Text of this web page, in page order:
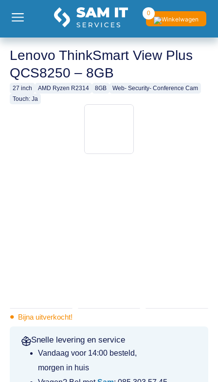
0
Lenovo ThinkSmart View Plus
QCS8250 – 8GB
27 inch AMD Ryzen R2314 8GB
Web- Security- Conference Cam
Touch: Ja
• Bijna uitverkocht!
Snelle levering en service
Vandaag voor 14:00 besteld,
morgen in huis